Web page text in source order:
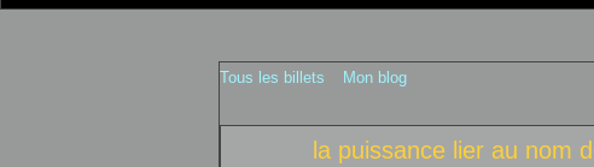
Tous les billets Mon blog
la puissance lier au nom